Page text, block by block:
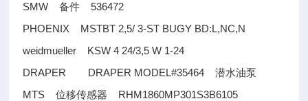
SMW备件 536472
PHOENIX MSTBT 2,5/ 3-ST BUGY BD:L,NC,N
weidmueller KSW 4 24/3,5 W 1-24
DRAPER DRAPER MODEL#35464潜水油泵
MTS位移传感器
RHM1860MP301S3B6105